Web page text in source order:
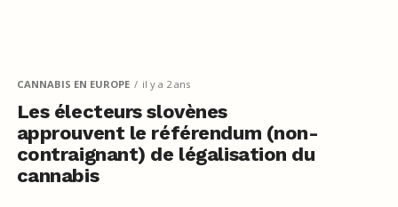
CANNABIS EN EUROPE il y a 2 ans
Les électeurs slovènes
approuvent le référendum (non-
contraignant) de légalisation du
cannabis